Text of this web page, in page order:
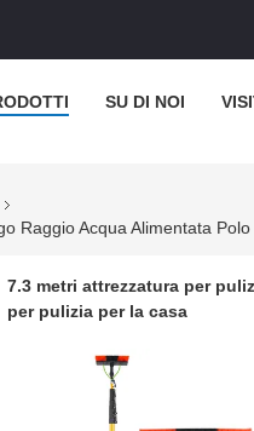
SU DI NOI
Raggio Acqua Alimentata
7.3 metri attrezzatura per
per pulizia per la casa